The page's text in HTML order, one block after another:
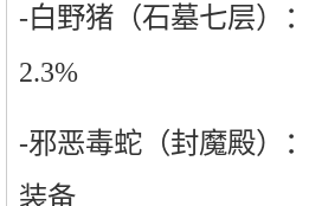
-白野猪（石墓七层）
2.3%
-邪恶毒蛇（封魔殿）
装备